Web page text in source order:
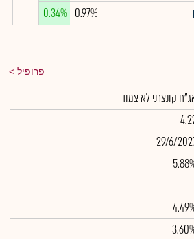
0.97%
0.34%
פרופיל
קונצרני לא צמוד
29/6/